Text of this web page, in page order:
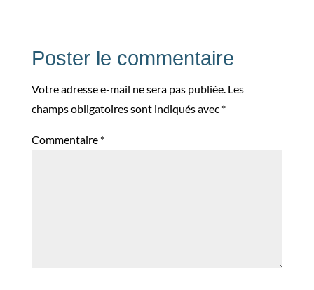
Poster le commentaire
Votre adresse e-mail ne sera pas publiée. Les
champs obligatoires sont indiqués avec *
Commentaire *